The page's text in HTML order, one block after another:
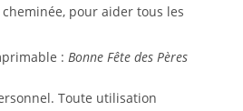
pour aider tous les
:Bonne Fête des Pères
Toute utilisation